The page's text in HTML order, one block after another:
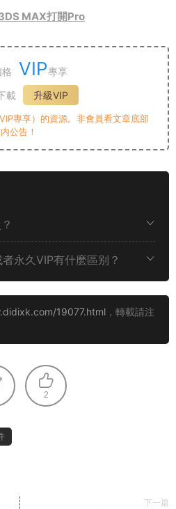
MAX打開Pro
VIP專享
載
升級VIP
專享）的資源。非會員看文章底部
公告！
永久VIP有什麽區别？
19077.html ，轉載請注
2
下一篇